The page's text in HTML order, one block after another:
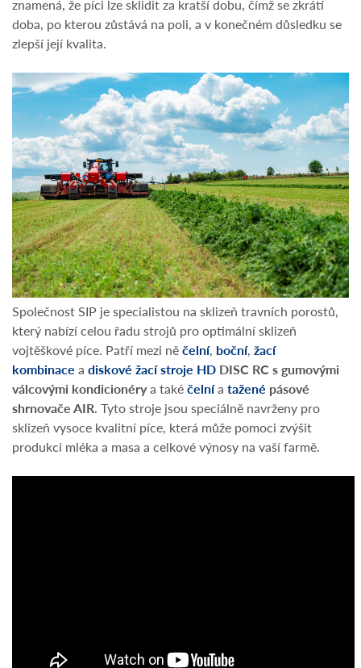
znamená, že píci lze sklidit za kratší dobu, čímž se zkrátí
doba, po kterou zůstává na poli, a v konečném důsledku se
zlepší její kvalita.
Společnost SIP je specialistou na sklizeň travních porostů,
který nabízí celou řadu strojů pro optimální sklizeň
vojtěškové píce. Patří mezi něčelní, boční, žací
kombinace a diskové žací stroje HD DISC RC s gumovými
válcovými kondicionérya takéčelnía tažené pásové
shrnovače AIR. Tyto stroje jsou speciálně navrženy pro
sklizeň vysoce kvalitní píce, která může pomoci zvýšit
produkci mléka a masa a celkové výnosy na vaší farmě.